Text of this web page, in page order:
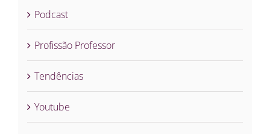
Podcast
Profissão Professor
Tendências
Youtube